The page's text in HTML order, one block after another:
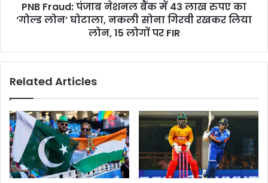
‘गोल्ड
नकली
गिरवी
लोन,
15
लोगों
पर
FIR
PNB Fraud: पंजाब नेशनल बैंक में 43 लाख रुपए का
‘गोल्ड लोन’ घोटाला, नकली सोना गिरवी रखकर लिया
लोन, 15 लोगों पर FIR
Related Articles